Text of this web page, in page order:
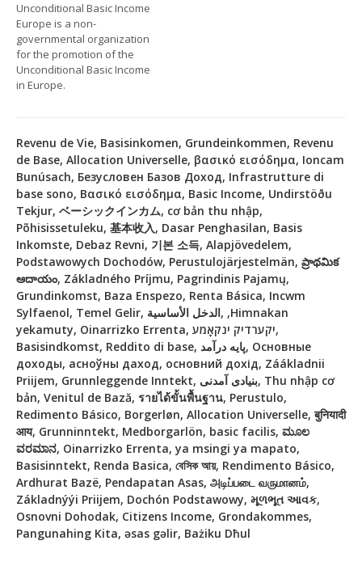
Unconditional Basic Income
Europe is a non-
governmental organization
for the promotion of the
Unconditional Basic Income
in Europe.
Revenu de Vie, Basisinkomen, Grundeinkommen, Revenu
de Base, Allocation Universelle, βασικό εισόδημα, Ioncam
Bunúsach, Безусловен Базов Доход, Infrastrutture di
base sono, Βασικό εισόδημα, Basic Income, Undirstöðu
Tekjur, ベーシックインカム, cơ bản thu nhập,
Põhisissetuleku, 基本收入, Dasar Penghasilan, Basis
Inkomste, Debaz Revni, 기본 소득, Alapjövedelem,
Podstawowych Dochodów, Perustulojärjestelmän, ప్రాథమిక
ఆదాయం, Základného Príjmu, Pagrindinis Pajamų,
Grundinkomst, Baza Enspezo, Renta Básica, Incwm
Sylfaenol, Temel Gelir, الدخل الأساسية, ,Himnakan
yekamuty, Oinarrizko Errenta, יקערדיק ינקאָמע,
Basisindkomst, Reddito di base, پایه درآمد, Основные
доходы, асноўны даход, основний дохід, Záákladnii
Priijem, Grunnleggende Inntekt, بنیادی آمدنی, Thu nhập cơ
bản, Venitul de Bază, รายได้ขั้นพื้นฐาน, Perustulo,
Redimento Básico, Borgerløn, Allocation Universelle, बुनियादी
आय, Grunninntekt, Medborgarlön, basic facilis, ಮೂಲ
ವರಮಾನ, Oinarrizko Errenta, ya msingi ya mapato,
Basisinntekt, Renda Basica, বেসিক আয়, Rendimento Básico,
Ardhurat Bazë, Pendapatan Asas, அடிப்படை வருமானம்,
Základnýýi Priijem, Dochón Podstawowy, મૂળભૂત આવક,
Osnovni Dohodak, Citizens Income, Grondakommes,
Pangunahing Kita, əsas gəlir, Bażiku Dħul